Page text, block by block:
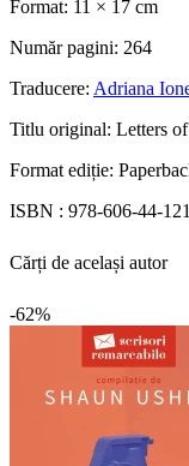
Format: 11 × 17 cm
Număr pagini: 264
Traducere: Adriana
Titlu original: Letters
Format ediție:
ISBN : 978-606-44-
Cărți de același autor
-62%